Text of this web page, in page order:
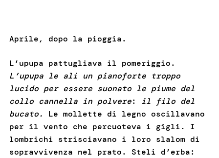
Aprile, dopo la pioggia.
L’upupa pattugliava il pomeriggio.
L’upupa le ali un pianoforte troppo
lucido per essere suonato le piume del
collo cannella in polvere: il filo del
bucato. Le mollette di legno oscillavano
per il vento che percuoteva i gigli. I
lombrichi strisciavano i loro slalom di
sopravvivenza nel prato. Steli d’erba: